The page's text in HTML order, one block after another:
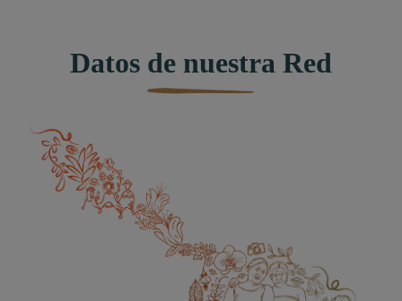
Datos de nuestra Red